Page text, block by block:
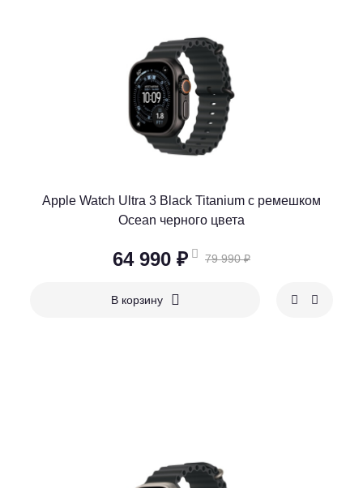
Apple Watch Ultra 3 Black Titanium c ремешком
Ocean черного цвета
64 990 ₽ 79 990 ₽
В корзину